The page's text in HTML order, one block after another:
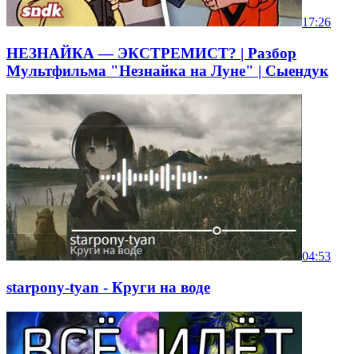
17:26
НЕЗНАЙКА — ЭКСТРЕМИСТ? | Разбор
Мультфильма "Незнайка на Луне" | Сыендук
04:53
starpony-tyan - Круги на воде